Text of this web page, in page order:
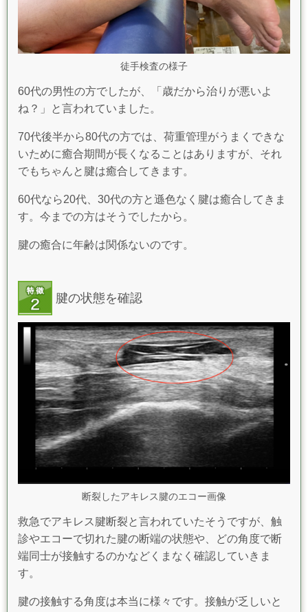
徒手検査の様子
60代の男性の方でしたが、「歳だから治りが悪いよ
ね？」と言われていました。
70代後半から80代の方では、荷重管理がうまくできな
いために癒合期間が長くなることはありますが、それ
でもちゃんと腱は癒合してきます。
60代なら20代、30代の方と遜色なく腱は癒合してきま
す。今までの方はそうでしたから。
腱の癒合に年齢は関係ないのです。
腱の状態を確認
断裂したアキレス腱のエコー画像
救急でアキレス腱断裂と言われていたそうですが、触
診やエコーで切れた腱の断端の状態や、どの角度で断
端同士が接触するのかなどくまなく確認していきま
す。
腱の接触する角度は本当に様々です。接触が乏しいと